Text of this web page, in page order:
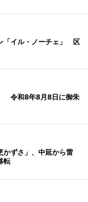
「イル・ノーチェ」 区
令和8年8月8日に御朱
かずさ」、中延から雷
転